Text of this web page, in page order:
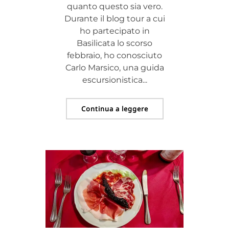
quanto questo sia vero.
Durante il blog tour a cui
ho partecipato in
Basilicata lo scorso
febbraio, ho conosciuto
Carlo Marsico, una guida
escursionistica...
Continua a leggere